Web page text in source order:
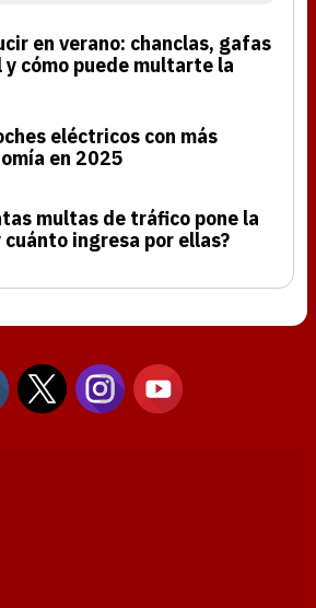
en verano: chanclas, gafas
y cómo puede multarte la
eléctricos con más
en 2025
multas de tráfico pone la
cuánto ingresa por ellas?